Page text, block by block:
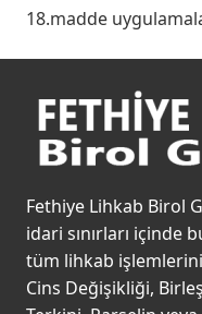
18.madde
Fethiye Lihkab Birol
idari sınırları içinde
tüm lihkab
Cins Değişikliği,